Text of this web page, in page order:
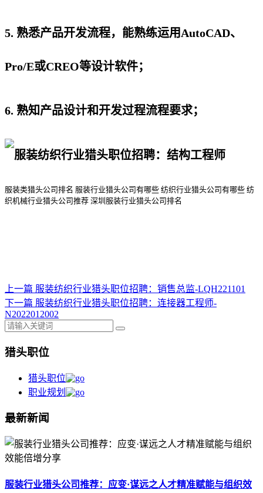
5. 熟悉产品开发流程，能熟练运用AutoCAD、
Pro/E或CREO等设计软件；
6. 熟知产品设计和开发过程流程要求；
服装类猎头公司排名 服装行业猎头公司有哪些 纺织行业猎头公司有哪些 纺
织机械行业猎头公司推荐 深圳服装行业猎头公司排名
上一篇 服装纺织行业猎头职位招聘：销售总监-LQH221101
下一篇 服装纺织行业猎头职位招聘：连接器工程师-
N2022012002
猎头职位
猎头职位
职业规划
最新新闻
服装行业猎头公司推荐：应变·谋远之人才精准赋能与组织效